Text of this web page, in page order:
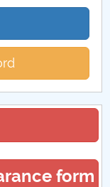
form